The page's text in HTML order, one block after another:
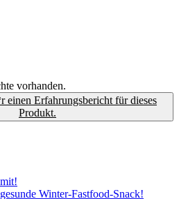
vorhanden.
einen Erfahrungsbericht für dieses
Produkt.
Winter-Fastfood-Snack!